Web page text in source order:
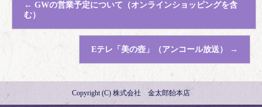
← GWの営業予定について（オンラインショッピングを含
む）
Eテレ「美の壺」（アンコール放送） →
Copyright (C) 株式会社 金太郎飴本店